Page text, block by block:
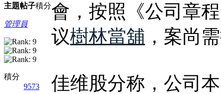
主題帖子積分
管理員
積分
9573
會，按照《公司章
议樹林當舖 ，案尚
佳维股分称，公司